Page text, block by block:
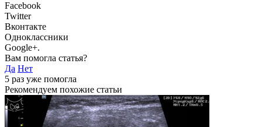
Facebook
Twitter
Вконтакте
Одноклассники
Google+.
Вам помогла статья?
Да Нет
5 раз уже помогла
Рекомендуем похожие статьи